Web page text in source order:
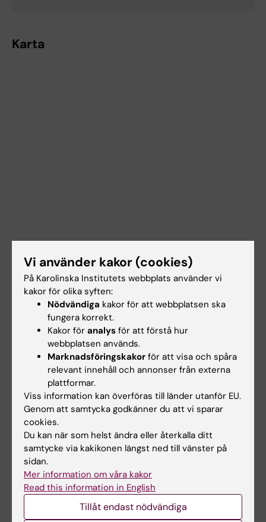
Karta
Dokument
Länkar
Lokalbokning för medarbetare
Hade du nytta av informationen på denna sida?
No
Vi använder kakor (cookies)
På Karolinska Institutets webbplats använder vi
kakor för olika syften:
Nödvändiga kakor för att webbplatsen ska
fungera korrekt.
Kakor för analys för att förstå hur
webbplatsen används.
Marknadsföringskakor för att visa och spåra
relevant innehåll och annonser från externa
plattformar.
Viss information kan överföras till länder utanför EU.
Genom att samtycka godkänner du att vi sparar
cookies.
Du kan när som helst ändra eller återkalla ditt
samtycke via kakikonen längst ned till vänster på
sidan.
Mer information om våra kakor
Read this information in English
Tillåt endast nödvändiga